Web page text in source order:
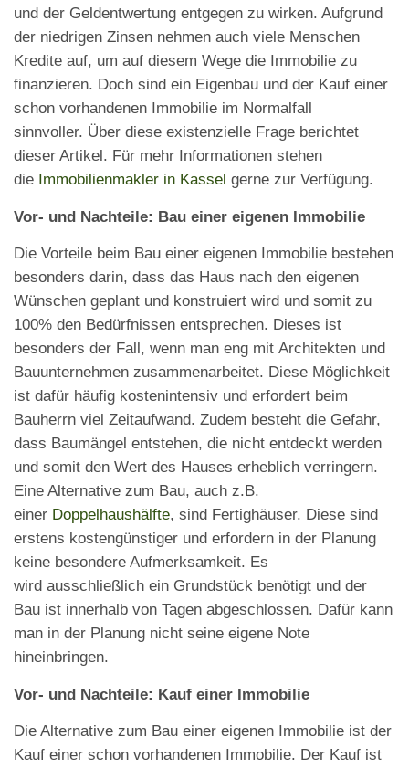
und der Geldentwertung entgegen zu wirken. Aufgrund
der niedrigen Zinsen nehmen auch viele Menschen
Kredite auf, um auf diesem Wege die Immobilie zu
finanzieren. Doch sind ein Eigenbau und der Kauf einer
schon vorhandenen Immobilie im Normalfall
sinnvoller. Über diese existenzielle Frage berichtet
dieser Artikel. Für mehr Informationen stehen
die Immobilienmakler in Kassel gerne zur Verfügung.
Vor- und Nachteile: Bau einer eigenen Immobilie
Die Vorteile beim Bau einer eigenen Immobilie bestehen
besonders darin, dass das Haus nach den eigenen
Wünschen geplant und konstruiert wird und somit zu
100% den Bedürfnissen entsprechen. Dieses ist
besonders der Fall, wenn man eng mit Architekten und
Bauunternehmen zusammenarbeitet. Diese Möglichkeit
ist dafür häufig kostenintensiv und erfordert beim
Bauherrn viel Zeitaufwand. Zudem besteht die Gefahr,
dass Baumängel entstehen, die nicht entdeckt werden
und somit den Wert des Hauses erheblich verringern.
Eine Alternative zum Bau, auch z.B.
einer Doppelhaushälfte, sind Fertighäuser. Diese sind
erstens kostengünstiger und erfordern in der Planung
keine besondere Aufmerksamkeit. Es
wird ausschließlich ein Grundstück benötigt und der
Bau ist innerhalb von Tagen abgeschlossen. Dafür kann
man in der Planung nicht seine eigene Note
hineinbringen.
Vor- und Nachteile: Kauf einer Immobilie
Die Alternative zum Bau einer eigenen Immobilie ist der
Kauf einer schon vorhandenen Immobilie. Der Kauf ist